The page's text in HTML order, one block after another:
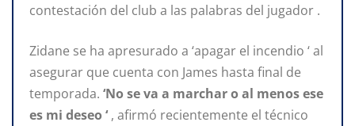
contestación del club a las palabras del jugador .
Zidane se ha apresurado a ‘apagar el incendio ‘ al
asegurar que cuenta con James hasta final de
temporada. ‘No se va a marchar o al menos ese
es mi deseo ‘ , afirmó recientemente el técnico